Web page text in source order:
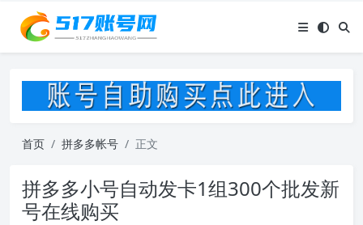
首页 拼多多帐号 正文
拼多多小号自动发卡1组300个批发新
号在线购买